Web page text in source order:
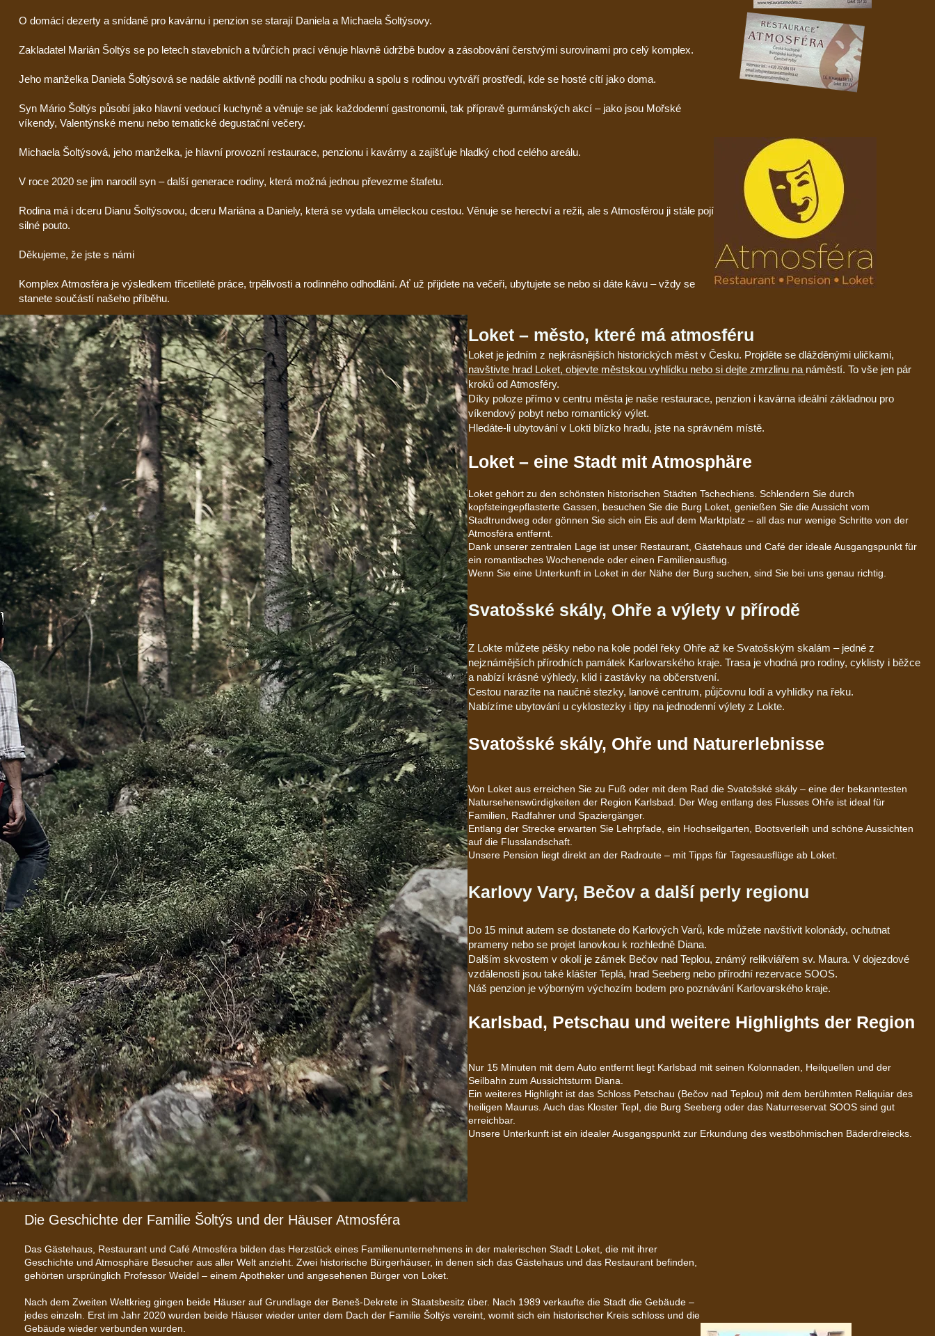
O domácí dezerty a snídaně pro kavárnu i penzion se starají Daniela a Michaela Šoltýsovy.
Zakladatel Marián Šoltýs se po letech stavebních a tvůrčích prací věnuje hlavně údržbě budov a zásobování čerstvými surovinami pro celý komplex.
Jeho manželka Daniela Šoltýsová se nadále aktivně podílí na chodu podniku a spolu s rodinou vytváří prostředí, kde se hosté cítí jako doma.
Syn Mário Šoltýs působí jako hlavní vedoucí kuchyně a věnuje se jak každodenní gastronomii, tak přípravě gurmánských akcí – jako jsou Mořské
víkendy, Valentýnské menu nebo tematické degustační večery.
Michaela Šoltýsová, jeho manželka, je hlavní provozní restaurace, penzionu i kavárny a zajišťuje hladký chod celého areálu.
V roce 2020 se jim narodil syn – další generace rodiny, která možná jednou převezme štafetu.
Rodina má i dceru Dianu Šoltýsovou, dceru Mariána a Daniely, která se vydala uměleckou cestou. Věnuje se herectví a režii, ale s Atmosférou ji stále pojí
silné pouto.
Děkujeme, že jste s námi
Komplex Atmosféra je výsledkem třicetileté práce, trpělivosti a rodinného odhodlání. Ať už přijdete na večeři, ubytujete se nebo si dáte kávu – vždy se
stanete součástí našeho příběhu.
Těšíme se na vaši návštěvu.
S úctou, rodina Šoltýsova
Loket – město, které má atmosféru
Loket je jedním z nejkrásnějších historických měst v Česku. Projděte se dlážděnými uličkami,
navštivte hrad Loket, objevte městskou vyhlídku nebo si dejte zmrzlinu na náměstí. To vše jen pár
kroků od Atmosféry.
Díky poloze přímo v centru města je naše restaurace, penzion i kavárna ideální základnou pro
víkendový pobyt nebo romantický výlet.
Hledáte-li ubytování v Lokti blízko hradu, jste na správném místě.
Loket – eine Stadt mit Atmosphäre
Loket gehört zu den schönsten historischen Städten Tschechiens. Schlendern Sie durch
kopfsteingepflasterte Gassen, besuchen Sie die Burg Loket, genießen Sie die Aussicht vom
Stadtrundweg oder gönnen Sie sich ein Eis auf dem Marktplatz – all das nur wenige Schritte von der
Atmosféra entfernt.
Dank unserer zentralen Lage ist unser Restaurant, Gästehaus und Café der ideale Ausgangspunkt für
ein romantisches Wochenende oder einen Familienausflug.
Wenn Sie eine Unterkunft in Loket in der Nähe der Burg suchen, sind Sie bei uns genau richtig.
Svatošské skály, Ohře a výlety v přírodě
Z Lokte můžete pěšky nebo na kole podél řeky Ohře až ke Svatošským skalám – jedné z
nejznámějších přírodních památek Karlovarského kraje. Trasa je vhodná pro rodiny, cyklisty i běžce
a nabízí krásné výhledy, klid i zastávky na občerstvení.
Cestou narazíte na naučné stezky, lanové centrum, půjčovnu lodí a vyhlídky na řeku.
Nabízíme ubytování u cyklostezky i tipy na jednodenní výlety z Lokte.
Svatošské skály, Ohře und Naturerlebnisse
Von Loket aus erreichen Sie zu Fuß oder mit dem Rad die Svatošské skály – eine der bekanntesten
Natursehenswürdigkeiten der Region Karlsbad. Der Weg entlang des Flusses Ohře ist ideal für
Familien, Radfahrer und Spaziergänger.
Entlang der Strecke erwarten Sie Lehrpfade, ein Hochseilgarten, Bootsverleih und schöne Aussichten
auf die Flusslandschaft.
Unsere Pension liegt direkt an der Radroute – mit Tipps für Tagesausflüge ab Loket.
Karlovy Vary, Bečov a další perly regionu
Do 15 minut autem se dostanete do Karlových Varů, kde můžete navštívit kolonády, ochutnat
prameny nebo se projet lanovkou k rozhledně Diana.
Dalším skvostem v okolí je zámek Bečov nad Teplou, známý relikviářem sv. Maura. V dojezdové
vzdálenosti jsou také klášter Teplá, hrad Seeberg nebo přírodní rezervace SOOS.
Náš penzion je výborným výchozím bodem pro poznávání Karlovarského kraje.
Karlsbad, Petschau und weitere Highlights der Region
Nur 15 Minuten mit dem Auto entfernt liegt Karlsbad mit seinen Kolonnaden, Heilquellen und der
Seilbahn zum Aussichtsturm Diana.
Ein weiteres Highlight ist das Schloss Petschau (Bečov nad Teplou) mit dem berühmten Reliquiar des
heiligen Maurus. Auch das Kloster Tepl, die Burg Seeberg oder das Naturreservat SOOS sind gut
erreichbar.
Unsere Unterkunft ist ein idealer Ausgangspunkt zur Erkundung des westböhmischen Bäderdreiecks.
Die Geschichte der Familie Šoltýs und der Häuser Atmosféra
Das Gästehaus, Restaurant und Café Atmosféra bilden das Herzstück eines Familienunternehmens in der malerischen Stadt Loket, die mit ihrer
Geschichte und Atmosphäre Besucher aus aller Welt anzieht. Zwei historische Bürgerhäuser, in denen sich das Gästehaus und das Restaurant befinden,
gehörten ursprünglich Professor Weidel – einem Apotheker und angesehenen Bürger von Loket.
Nach dem Zweiten Weltkrieg gingen beide Häuser auf Grundlage der Beneš-Dekrete in Staatsbesitz über. Nach 1989 verkaufte die Stadt die Gebäude –
jedes einzeln. Erst im Jahr 2020 wurden beide Häuser wieder unter dem Dach der Familie Šoltýs vereint, womit sich ein historischer Kreis schloss und die
Gebäude wieder verbunden wurden.